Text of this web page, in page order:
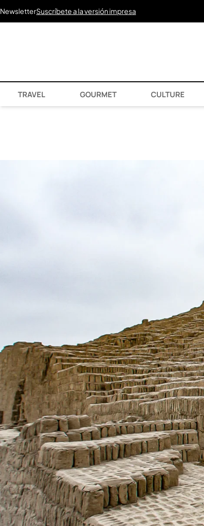
NewsletterSuscríbete a la versión impresa
TRAVEL GOURMET CULTURE